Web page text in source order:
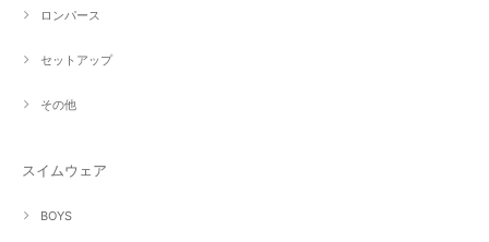
ロンパース
セットアップ
その他
スイムウェア
BOYS